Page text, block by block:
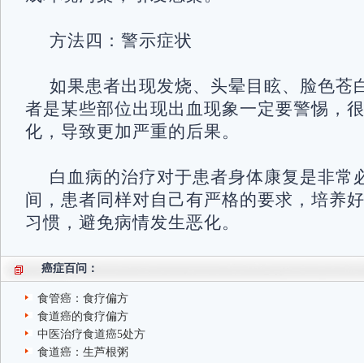
方法四：警示症状
如果患者出现发烧、头晕目眩、脸色苍
者是某些部位出现出血现象一定要警惕，
化，导致更加严重的后果。
白血病的治疗对于患者身体康复是非常
间，患者同样对自己有严格的要求，培养
习惯，避免病情发生恶化。
癌症百问：
食管癌：食疗偏方
食道癌的食疗偏方
中医治疗食道癌5处方
食道癌：生芦根粥